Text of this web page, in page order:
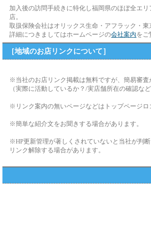
加入後の訪問手続きに特化し福岡県のほぼ全エ
店。
取扱保険会社はオリックス生命・アフラック・東
詳細につきましてはホームページの会社案内をご
［地域のお店リンクについて］
※当社のお店リンク掲載は無料ですが、簡易審査
（実際に活動しているか？/実店舗所在の確認など
※リンク案内の無いページなどはトップページロ
※簡単な紹介文をお聞きする場合があります。
※HP更新管理が著しくされていないと当社が判断
リンク解除する場合があります。